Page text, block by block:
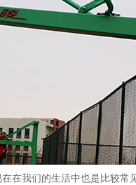
在我们的生活中也是比较常